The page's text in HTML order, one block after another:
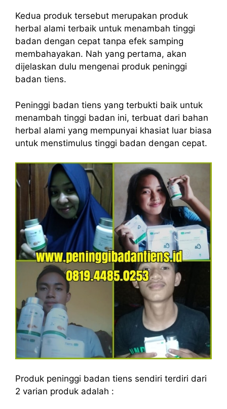
Kedua produk tersebut merupakan produk
herbal alami terbaik untuk menambah tinggi
badan dengan cepat tanpa efek samping
membahayakan. Nah yang pertama, akan
dijelaskan dulu mengenai produk peninggi
badan tiens.
Peninggi badan tiens yang terbukti baik untuk
menambah tinggi badan ini, terbuat dari bahan
herbal alami yang mempunyai khasiat luar biasa
untuk menstimulus tinggi badan dengan cepat.
Produk peninggi badan tiens sendiri terdiri dari
2 varian produk adalah :